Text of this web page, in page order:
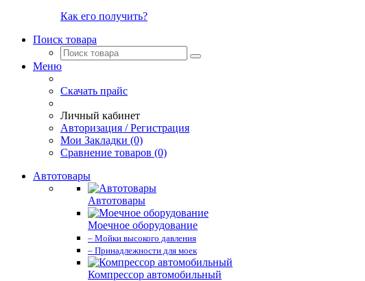
Как его получить?
Поиск товара
Меню
Скачать прайс
Личный кабинет
Авторизация / Регистрация
Мои Закладки (0)
Сравнение товаров (0)
Автотовары
Автотовары
Моечное оборудование
– Мойки высокого давления
– Принадлежности для моек
Компрессор автомобильный